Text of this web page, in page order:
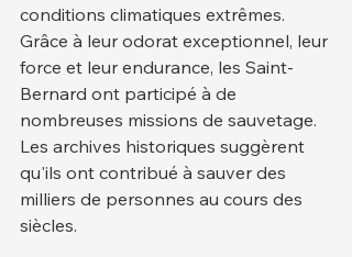
conditions climatiques extrêmes.
Grâce à leur odorat exceptionnel, leur
force et leur endurance, les Saint-
Bernard ont participé à de
nombreuses missions de sauvetage.
Les archives historiques suggèrent
qu'ils ont contribué à sauver des
milliers de personnes au cours des
siècles.